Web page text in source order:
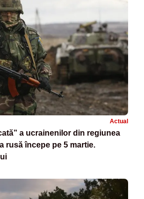
Actual
a ucrainenilor din regiunea
rusă începe pe 5 martie.